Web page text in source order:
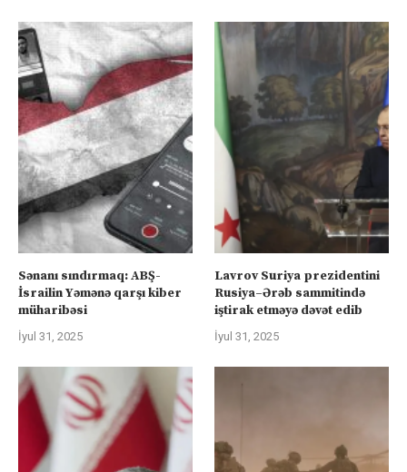
Sənanı sındırmaq: ABŞ-
İsrailin Yəmənə qarşı kiber
müharibəsi
İyul 31, 2025
Lavrov Suriya prezidentini
Rusiya–Ərəb sammitində
iştirak etməyə dəvət edib
İyul 31, 2025